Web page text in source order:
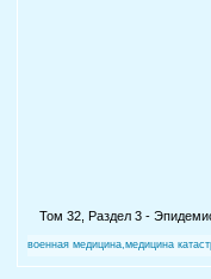
Том 32, Раздел 3 -
военная медицина,медицина